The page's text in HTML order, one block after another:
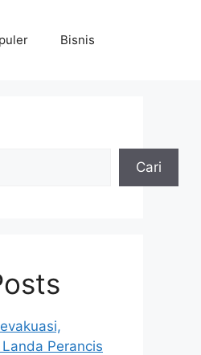
Bisnis
Cari
Perancis